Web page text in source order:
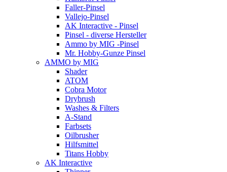
Faller-Pinsel
Vallejo-Pinsel
AK Interactive - Pinsel
Pinsel - diverse Hersteller
Ammo by MIG -Pinsel
Mr. Hobby-Gunze Pinsel
AMMO by MIG
Shader
ATOM
Cobra Motor
Drybrush
Washes & Filters
A-Stand
Farbsets
Oilbrusher
Hilfsmittel
Titans Hobby
AK Interactive